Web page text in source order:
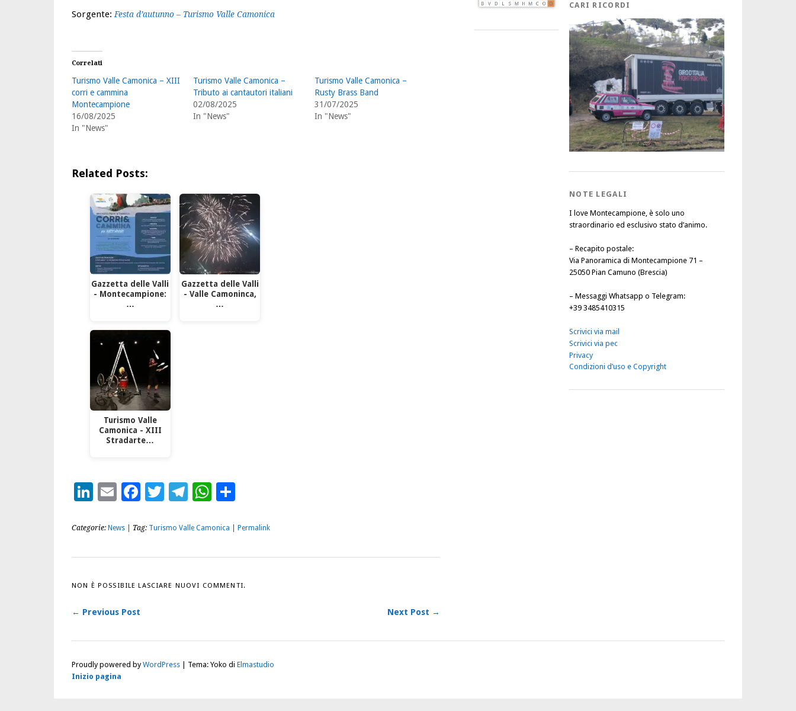
Sorgente:Festa d’autunno – Turismo Valle Camonica
Correlati
Turismo Valle Camonica – XIII
corri e cammina
Montecampione
16/08/2025
In "News"
Turismo Valle Camonica –
Tributo ai cantautori italiani
02/08/2025
In "News"
Turismo Valle Camonica –
Rusty Brass Band
31/07/2025
In "News"
Related Posts:
Gazzetta delle Valli
- Montecampione:
…
Turismo Valle
Camonica - XIII
Stradarte…
Gazzetta delle Valli
- Valle Camoninca,
…
LinkedIn
EmailFacebook
Twitter
Telegram
WhatsApp
Categorie: News | Tag: Turismo Valle Camonica Permalink
NON È POSSIBILE LASCIARE NUOVI COMMENTI.
← Previous Post Next Post →
CARI RICORDI
NOTE LEGALI
I love Montecampione, è solo uno
straordinario ed esclusivo stato d’animo.
– Recapito postale:
Via Panoramica di Montecampione 71 –
25050 Pian Camuno (Brescia)
– Messaggi Whatsapp o Telegram:
+39 3485410315
Scrivici via mail
Scrivici via pec
Privacy
Condizioni d’uso e Copyright
Proudly powered by WordPress | Tema: Yoko di Elmastudio
Inizio pagina